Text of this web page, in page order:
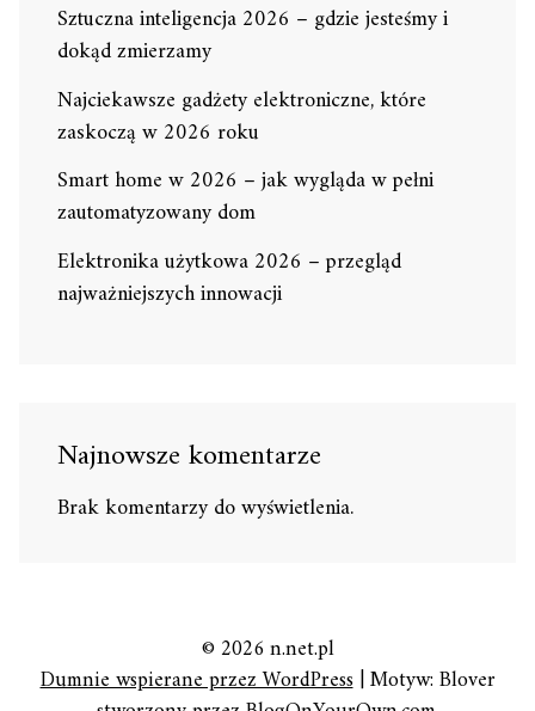
Sztuczna inteligencja 2026 – gdzie jesteśmy i
dokąd zmierzamy
Najciekawsze gadżety elektroniczne, które
zaskoczą w 2026 roku
Smart home w 2026 – jak wygląda w pełni
zautomatyzowany dom
Elektronika użytkowa 2026 – przegląd
najważniejszych innowacji
Najnowsze komentarze
Brak komentarzy do wyświetlenia.
© 2026 n.net.pl
Dumnie wspierane przez WordPress|Motyw: Blover